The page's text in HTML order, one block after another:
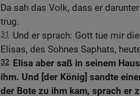
Da sah das Volk, dass er
trug.
31 Und er sprach: Gott tue mir
Elisas, des Sohnes Saphats,
32 Elisa aber saß in seinem
ihm. Und [der König] sandte
der Bote zu ihm kam, sprach er